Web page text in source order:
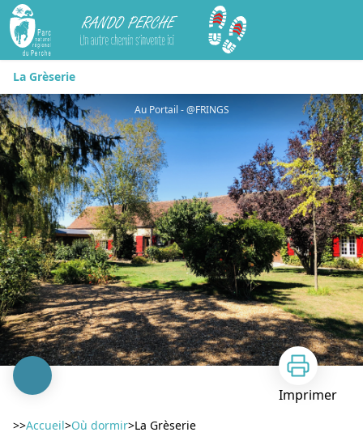
Rando Perche
La Grèserie
Au Portail - @FRINGS
Imprimer
>>Accueil>Où dormir>La Grèserie